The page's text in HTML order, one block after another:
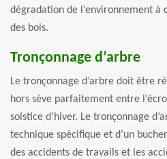
dégradation de l’environnement à
des bois.
Tronçonnage d’arbre
Le tronçonnage d’arbre doit être
hors sève parfaitement entre
solstice d’hiver. Le tronçonnage
technique spécifique et d’un
des accidents de travails et les